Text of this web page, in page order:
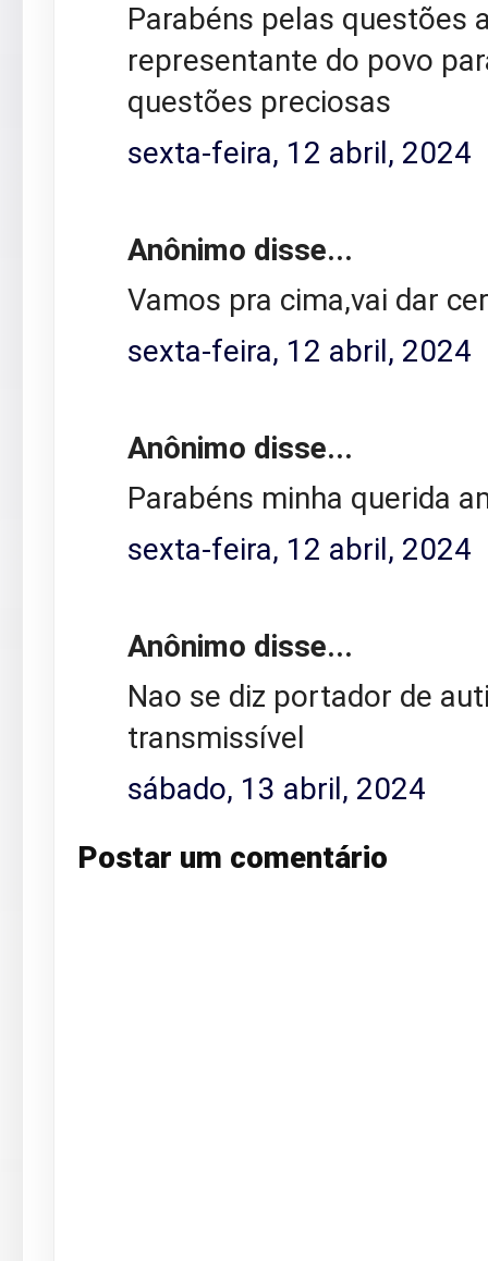
Parabéns pelas questões
representante do povo
questões preciosas
sexta-feira, 12 abril, 2024
Anônimo disse...
Vamos pra cima,vai dar
sexta-feira, 12 abril, 2024
Anônimo disse...
Parabéns minha querida
sexta-feira, 12 abril, 2024
Anônimo disse...
Nao se diz portador de
transmissível
sábado, 13 abril, 2024
Postar um comentário